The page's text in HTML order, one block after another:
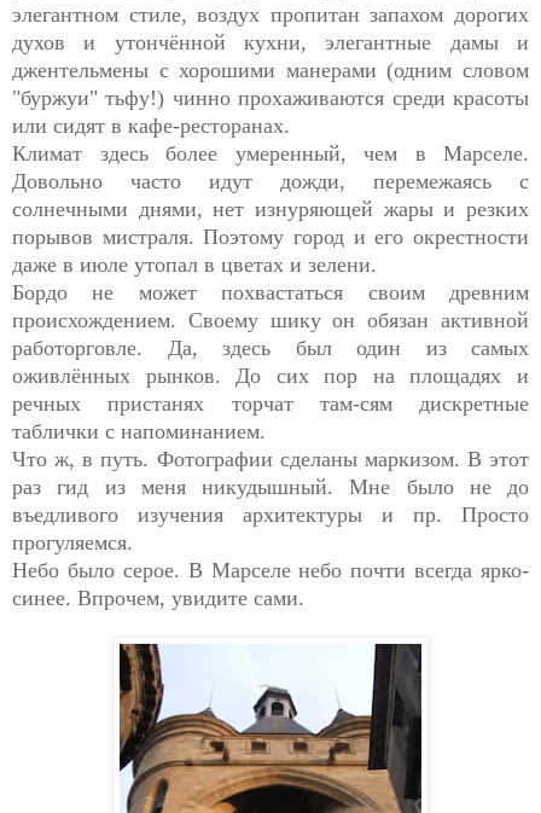
элегантном стиле, воздух пропитан запахом дорогих
духов и утончённой кухни, элегантные дамы и
джентельмены с хорошими манерами (одним словом
"буржуи" тьфу!) чинно прохаживаются среди красоты
или сидят в кафе-ресторанах.
Климат здесь более умеренный, чем в Марселе.
Довольно часто идут дожди, перемежаясь с
солнечными днями, нет изнуряющей жары и резких
порывов мистраля. Поэтому город и его окрестности
даже в июле утопал в цветах и зелени.
Бордо не может похвастаться своим древним
происхождением. Своему шику он обязан активной
работорговле. Да, здесь был один из самых
оживлённых рынков. До сих пор на площадях и
речных пристанях торчат там-сям дискретные
таблички с напоминанием.
Что ж, в путь. Фотографии сделаны маркизом. В этот
раз гид из меня никудышный. Мне было не до
въедливого изучения архитектуры и пр. Просто
прогуляемся.
Небо было серое. В Марселе небо почти всегда ярко-
синее. Впрочем, увидите сами.